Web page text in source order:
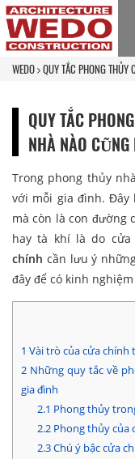
WEDO QUY TẮC PHONG
QUY TẮC
NHÀ NÀO
Trong phong thủy
với mỗi gia đình.
mà còn là con đường
hay tà khí là do cửa
chính cần lưu ý
đây để có kinh
1 Vài trò của cửa
2 Những quy tắc về
gia đình
2.1 Phong thủy
2.2Phong thủy của
2.3Chú ý bậc cửa